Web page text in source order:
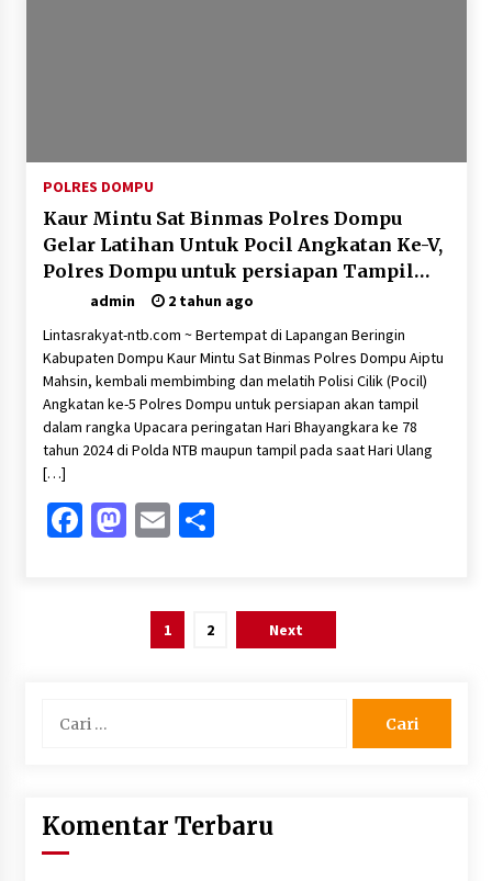
POLRES DOMPU
Kaur Mintu Sat Binmas Polres Dompu
Gelar Latihan Untuk Pocil Angkatan Ke-V,
Polres Dompu untuk persiapan Tampil
Dalam Rangka Upacara Peringatan HUT
Bhayangkara ke 78 tahun 2024
admin
2 tahun ago
Lintasrakyat-ntb.com ~ Bertempat di Lapangan Beringin
Kabupaten Dompu Kaur Mintu Sat Binmas Polres Dompu Aiptu
Mahsin, kembali membimbing dan melatih Polisi Cilik (Pocil)
Angkatan ke-5 Polres Dompu untuk persiapan akan tampil
dalam rangka Upacara peringatan Hari Bhayangkara ke 78
tahun 2024 di Polda NTB maupun tampil pada saat Hari Ulang
[…]
Facebook
Mastodon
EmailShare
1 2 Next
untuk:
Komentar Terbaru